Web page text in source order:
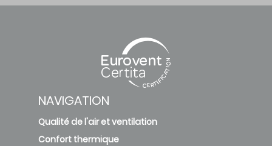
NAVIGATION
Qualité de l'air et ventilation
Confort thermique